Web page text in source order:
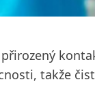
takže